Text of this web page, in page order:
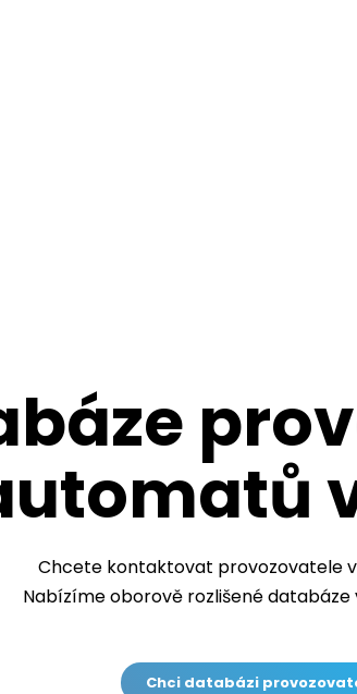
Chcete kontaktovat provozovatele
Nabízíme oborově rozlišené
Chci databázi